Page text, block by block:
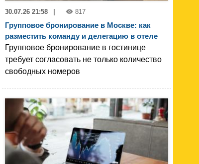
30.07.26 21:58 817
Групповое бронирование в Москве: как
разместить команду и делегацию в отеле
Групповое бронирование в гостинице
требует согласовать не только количество
свободных номеров